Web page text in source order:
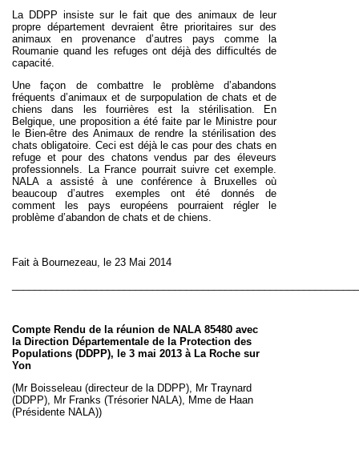
La DDPP insiste sur le fait que des animaux de leur
propre département devraient être prioritaires sur des
animaux en provenance d’autres pays comme la
Roumanie quand les refuges ont déjà des difficultés de
capacité.
Une façon de combattre le problème d’abandons
fréquents d’animaux et de surpopulation de chats et de
chiens dans les fourrières est la stérilisation. En
Belgique, une proposition a été faite par le Ministre pour
le Bien-être des Animaux de rendre la stérilisation des
chats obligatoire. Ceci est déjà le cas pour des chats en
refuge et pour des chatons vendus par des éleveurs
professionnels. La France pourrait suivre cet exemple.
NALA a assisté à une conférence à Bruxelles où
beaucoup d’autres exemples ont été donnés de
comment les pays européens pourraient régler le
problème d’abandon de chats et de chiens.
Fait à Bournezeau, le 23 Mai 2014
Compte Rendu de la réunion de NALA 85480 avec
la Direction Départementale de la Protection des
Populations (DDPP), le 3 mai 2013 à La Roche sur
Yon
(Mr Boisseleau (directeur de la DDPP), Mr Traynard
(DDPP), Mr Franks (Trésorier NALA), Mme de Haan
(Présidente NALA))